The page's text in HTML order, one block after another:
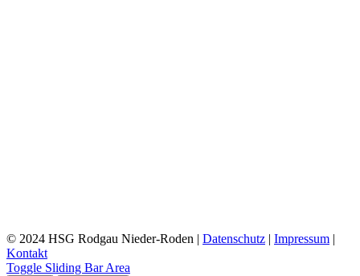
© 2024 HSG Rodgau Nieder-Roden | Datenschutz | Impressum |
Kontakt
Toggle Sliding Bar Area